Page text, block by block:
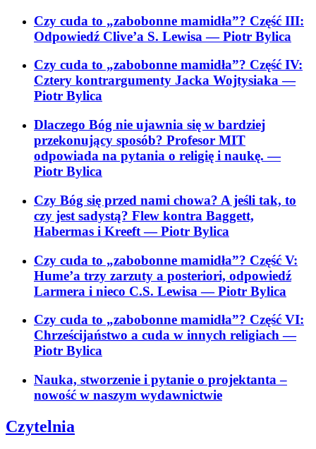
Czy cuda to „zabobonne mamidła”? Część III:
Odpowiedź Clive’a S. Lewisa— Piotr Bylica
Czy cuda to „zabobonne mamidła”? Część IV:
Cztery kontrargumenty Jacka Wojtysiaka—
Piotr Bylica
Dlaczego Bóg nie ujawnia się w bardziej
przekonujący sposób? Profesor MIT
odpowiada na pytania o religię i naukę.—
Piotr Bylica
Czy Bóg się przed nami chowa? A jeśli tak, to
czy jest sadystą? Flew kontra Baggett,
Habermas i Kreeft— Piotr Bylica
Czy cuda to „zabobonne mamidła”? Część V:
Hume’a trzy zarzuty a posteriori, odpowiedź
Larmera i nieco C.S. Lewisa— Piotr Bylica
Czy cuda to „zabobonne mamidła”? Część VI:
Chrześcijaństwo a cuda w innych religiach—
Piotr Bylica
Nauka, stworzenie i pytanie o projektanta –
nowość w naszym wydawnictwie
Czytelnia